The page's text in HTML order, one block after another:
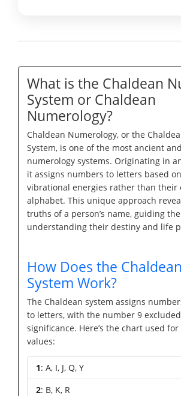
What is the Chaldean
System or Chaldean
Numerology?
Chaldean Numerology, or the
System, is one of the most ancient
numerology systems. Originating in
it assigns numbers to letters based
vibrational energies rather than their
alphabet. This unique approach
truths of a person’s name, guiding
understanding their destiny and life
How Does the
System Work?
The Chaldean system assigns
to letters, with the number 9
significance. Here’s the chart used
values:
1: A, I, J, Q, Y
2: B, K, R